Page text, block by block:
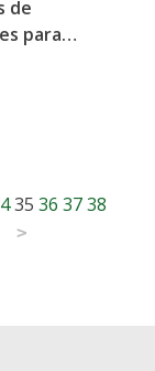
de
para
35 36 3738
>